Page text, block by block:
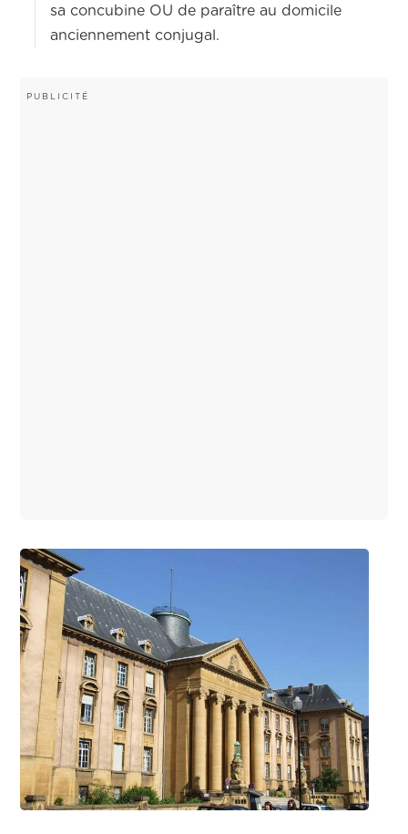
sa concubine OU de paraître au domicile
anciennement conjugal.